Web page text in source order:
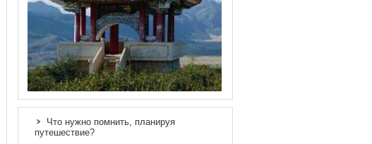
Что нужно помнить, планируя
путешествие?